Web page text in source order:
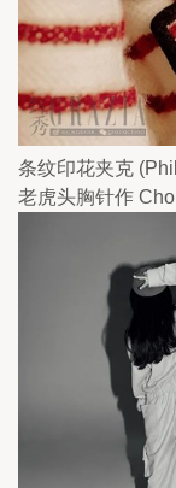
条纹印花夹克
老虎头胸针作